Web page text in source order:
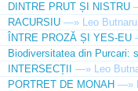
DINTRE PRUT ȘI NISTRU
RACURSIU —» Leo Butnaru
ÎNTRE PROZĂ ȘI YES-EU
Biodiversitatea din Purcari:
INTERSECȚII —» Leo
PORTRET DE MONAH —»